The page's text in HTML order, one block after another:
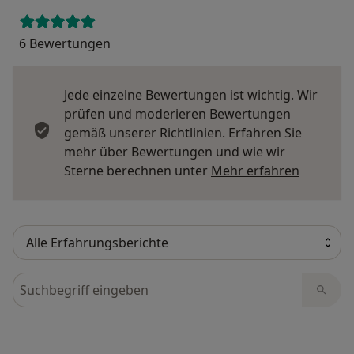
6 Bewertungen
Jede einzelne Bewertungen ist wichtig. Wir
prüfen und moderieren Bewertungen
gemäß unserer Richtlinien. Erfahren Sie
mehr über Bewertungen und wie wir
Sterne berechnen unter Mehr erfahren
Bewertungen durchsuchen